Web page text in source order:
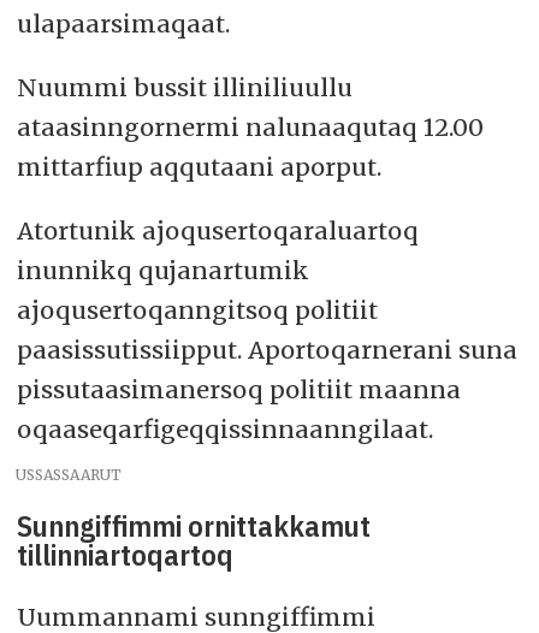
ulapaarsimaqaat.
Nuummi bussit illiniliuullu
ataasinngornermi nalunaaqutaq 12.00
mittarfiup aqqutaani aporput.
Atortunik ajoqusertoqaraluartoq
inunnikq qujanartumik
ajoqusertoqanngitsoq politiit
paasissutissiipput. Aportoqarnerani suna
pissutaasimanersoq politiit maanna
oqaaseqarfigeqqissinnaanngilaat.
USSASSAARUT
Sunngiffimmi ornittakkamut
tillinniartoqartoq
Uummannami sunngiffimmi